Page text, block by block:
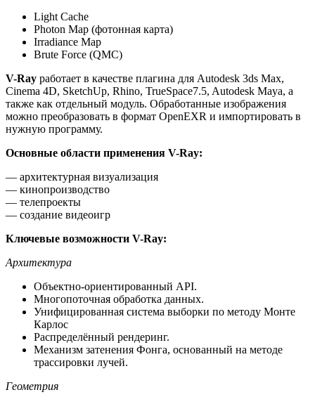
Light Cache
Photon Map (фотонная карта)
Irradiance Map
Brute Force (QMC)
V-Ray работает в качестве плагина для Autodesk 3ds Max,
Cinema 4D, SketchUp, Rhino, TrueSpace7.5, Autodesk Maya, а
также как отдельный модуль. Обработанные изображения
можно преобразовать в формат OpenEXR и импортировать в
нужную программу.
Основные области применения V-Ray:
— архитектурная визуализация
— кинопроизводство
— телепроекты
— создание видеоигр
Ключевые возможности V-Ray:
Архитектура
Объектно-ориентированный API.
Многопоточная обработка данных.
Унифицированная система выборки по методу Монте
Карлос
Распределённый рендеринг.
Механизм затенения Фонга, основанный на методе
трассировки лучей.
Геометрия